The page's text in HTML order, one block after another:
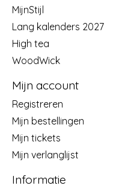
MijnStijl
Lang kalenders 2027
High tea
WoodWick
Mijn account
Registreren
Mijn bestellingen
Mijn tickets
Mijn verlanglijst
Informatie